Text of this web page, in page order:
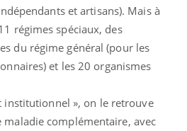
et artisans). Mais à
régimes spéciaux, des
du régime général (pour les
et les 20 organismes
institutionnel », on le retrouve
maladie complémentaire, avec